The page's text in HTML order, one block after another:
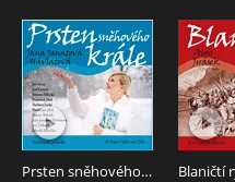
Prsten sněhového krále Blaničtí